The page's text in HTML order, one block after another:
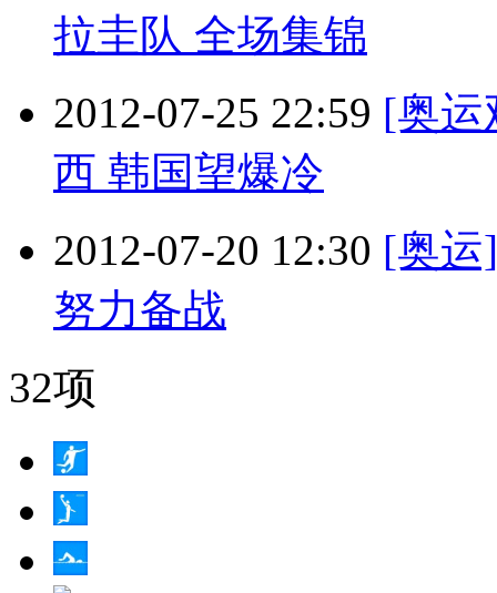
拉圭队 全场集锦
2012-07-25 22:59 [奥运
西 韩国望爆冷
2012-07-20 12:30 [奥运
努力备战
32项